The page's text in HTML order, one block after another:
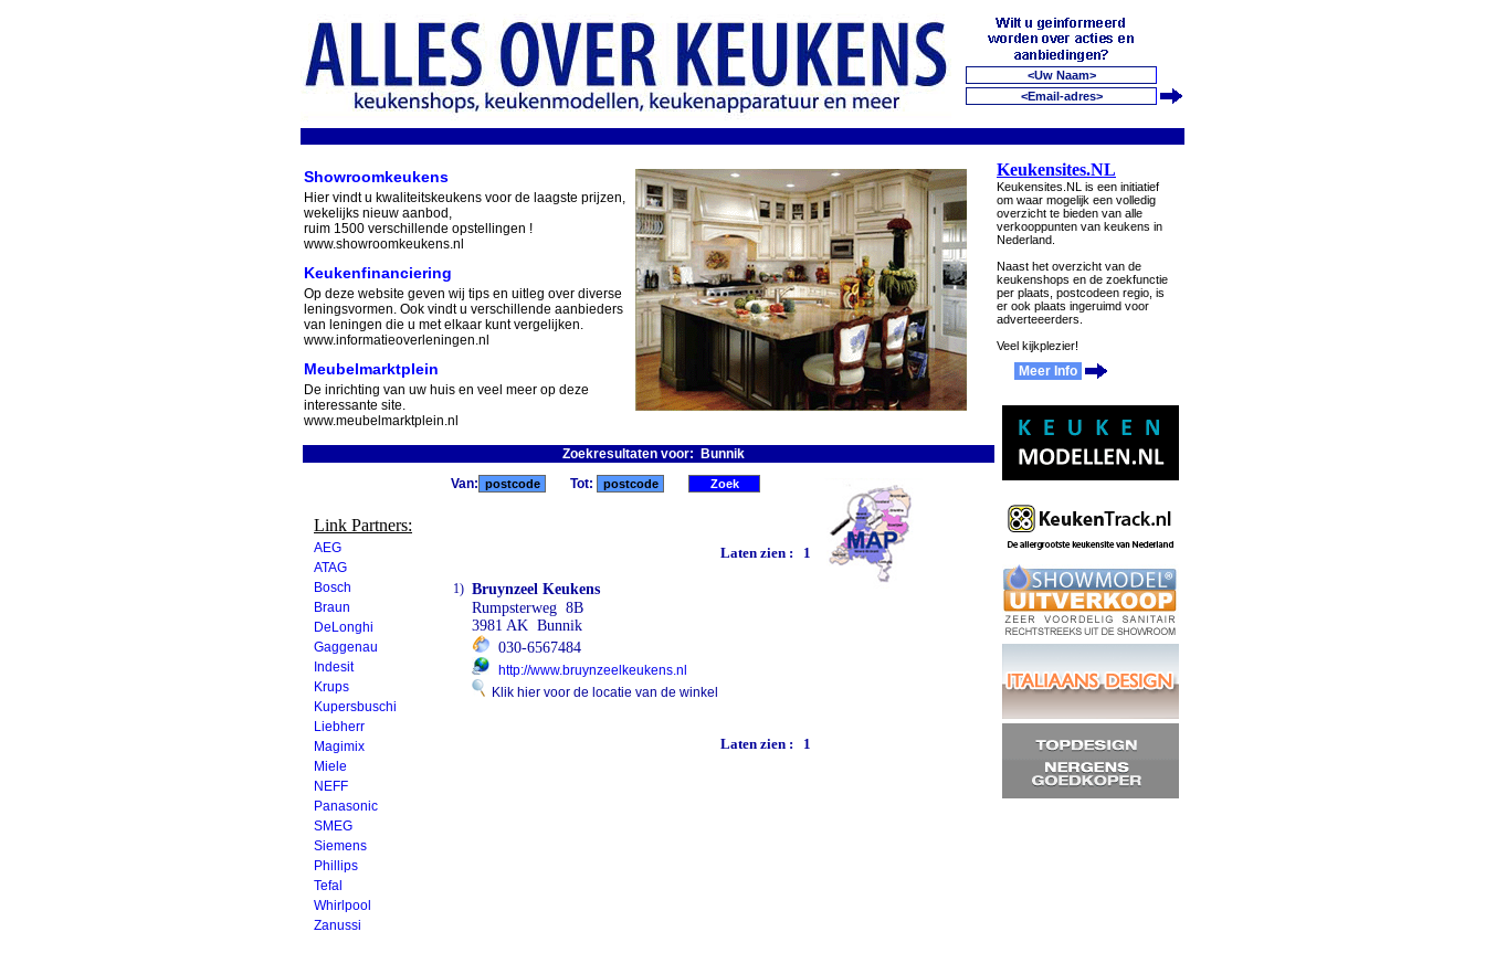
Showroomkeukens
Hier vindt u kwaliteitskeukens voor de laagste prijzen,
wekelijks nieuw aanbod,
ruim 1500 verschillende opstellingen !
www.showroomkeukens.nl
Keukenfinanciering
Op deze website geven wij tips en uitleg over diverse
leningsvormen. Ook vindt u verschillende aanbieders
van leningen die u met elkaar kunt vergelijken.
www.informatieoverleningen.nl
Meubelmarktplein
De inrichting van uw huis en veel meer op deze
interessante site.
www.meubelmarktplein.nl
Zoekresultaten voor: Bunnik
Link Partners:
AEG
ATAG
Bosch
Braun
DeLonghi
Gaggenau
Indesit
Krups
Kupersbuschi
Liebherr
Magimix
Miele
NEFF
Panasonic
SMEG
Siemens
Phillips
Tefal
Whirlpool
Zanussi
Van: Tot:
Laten zien : 1
1) Bruynzeel Keukens
Rumpsterweg 8B
3981 AK Bunnik
030-6567484
http://www.bruynzeelkeukens.nl
Klik hier voor de locatie van de winkel
Laten zien : 1
Keukensites.NL
Keukensites.NL is een initiatief
om waar mogelijk een volledig
overzicht te bieden van alle
verkooppunten van keukens in
Nederland.
Naast het overzicht van de
keukenshops en de zoekfunctie
per plaats, postcodeen regio, is
er ook plaats ingeruimd voor
adverteeerders.
Veel kijkplezier!
Meer Info